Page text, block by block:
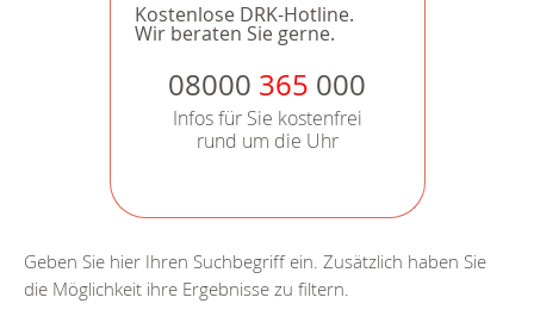
Kostenlose DRK-Hotline.
Wir beraten Sie gerne.
08000 365 000
Infos für Sie kostenfrei
rund um die Uhr
Geben Sie hier Ihren Suchbegriff ein. Zusätzlich haben Sie
die Möglichkeit ihre Ergebnisse zu filtern.